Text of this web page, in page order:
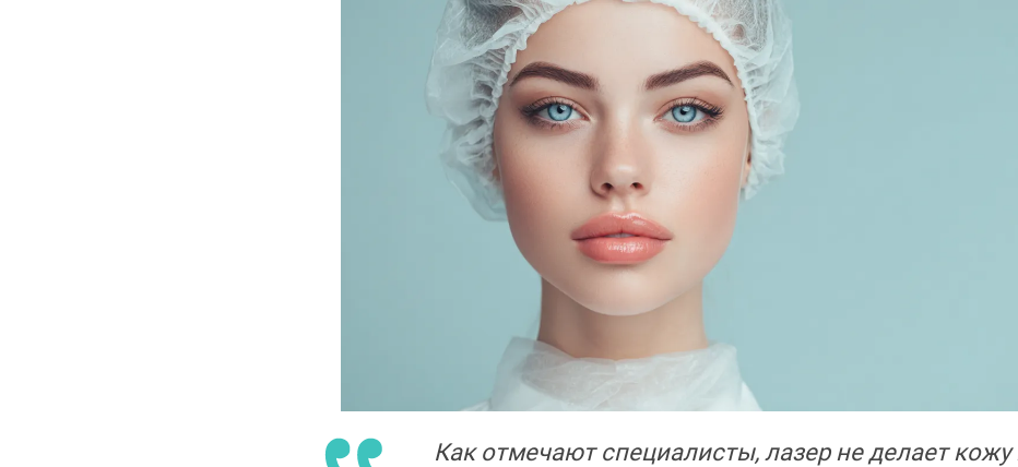
Как отмечают специалисты, лазер не делает